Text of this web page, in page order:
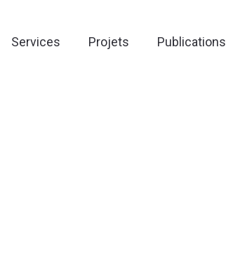
Services Projets Publications